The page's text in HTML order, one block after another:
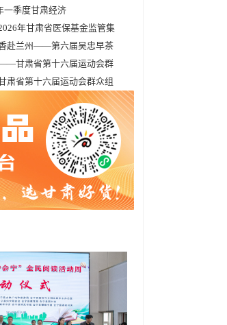
一季度甘肃经济
年甘肃省医保基金监管集
赴兰州——第六届吴忠早茶
甘肃省第十六届运动会群
省第十六届运动会群众组